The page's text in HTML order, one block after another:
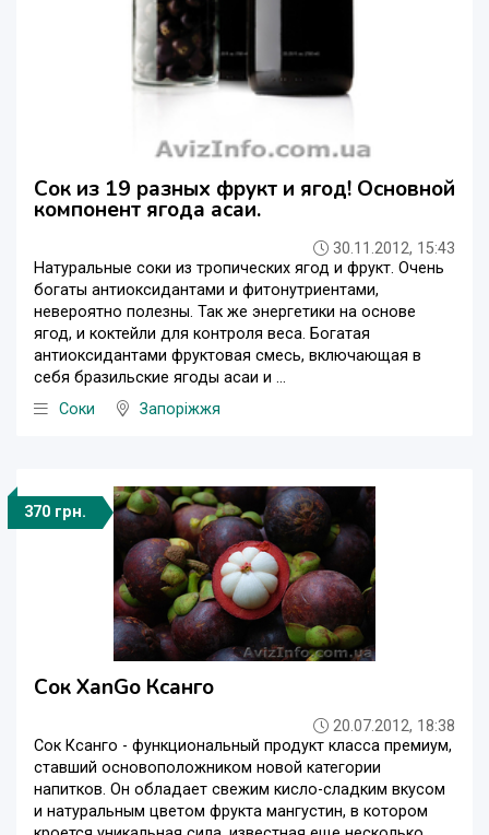
Сок из 19 разных фрукт и ягод! Основной
компонент ягода асаи.
30.11.2012, 15:43
Натуральные соки из тропических ягод и фрукт. Очень
богаты антиоксидантами и фитонутриентами,
невероятно полезны. Так же энергетики на основе
ягод, и коктейли для контроля веса. Богатая
антиоксидантами фруктовая смесь, включающая в
себя бразильские ягоды асаи и ...
Соки
Запоріжжя
370 грн.
Сок XanGo Ксанго
20.07.2012, 18:38
Сок Ксанго - функциональный продукт класса премиум,
ставший основоположником новой категории
напитков. Он обладает свежим кисло-сладким вкусом
и натуральным цветом фрукта мангустин, в котором